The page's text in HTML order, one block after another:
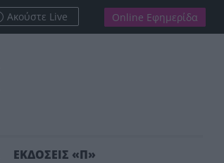
Ακούστε Live Online Εφημερίδα
ΕΚΔΟΣΕΙΣ «Π»